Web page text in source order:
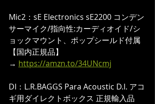
Mic2：sE Electronics sE2200 コンデン
サーマイク/指向性:カーディオイド/シ
ョックマウント、ポップシールド付属
【国内正規品】
→ https://amzn.to/34UNcmj
DI：L.R.BAGGS Para Acoustic D.I. アコ
ギ用ダイレクトボックス 正規輸入品